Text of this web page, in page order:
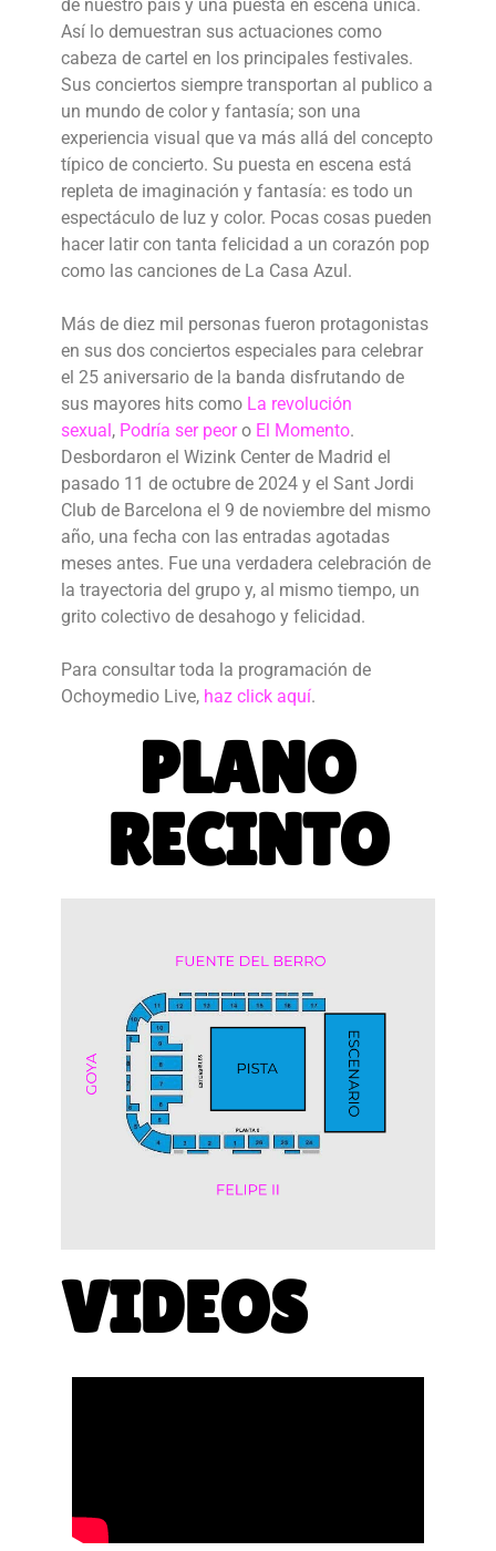
de nuestro país y una puesta en escena única.
Así lo demuestran sus actuaciones como
cabeza de cartel en los principales festivales.
Sus conciertos siempre transportan al publico a
un mundo de color y fantasía; son una
experiencia visual que va más allá del concepto
típico de concierto. Su puesta en escena está
repleta de imaginación y fantasía: es todo un
espectáculo de luz y color. Pocas cosas pueden
hacer latir con tanta felicidad a un corazón pop
como las canciones de La Casa Azul.
Más de diez mil personas fueron protagonistas
en sus dos conciertos especiales para celebrar
el 25 aniversario de la banda disfrutando de
sus mayores hits como La revolución
sexual, Podría ser peoro El Momento.
Desbordaron el Wizink Center de Madrid el
pasado 11 de octubre de 2024 y el Sant Jordi
Club de Barcelona el 9 de noviembre del mismo
año, una fecha con las entradas agotadas
meses antes. Fue una verdadera celebración de
la trayectoria del grupo y, al mismo tiempo, un
grito colectivo de desahogo y felicidad.
Para consultar toda la programación de
Ochoymedio Live, haz click aquí.
PLANO
RECINTO
VIDEOS